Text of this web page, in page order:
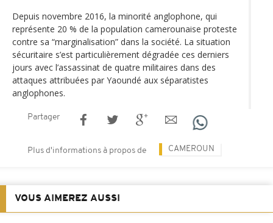
Depuis novembre 2016, la minorité anglophone, qui
représente 20 % de la population camerounaise proteste
contre sa “marginalisation” dans la société. La situation
sécuritaire s’est particulièrement dégradée ces derniers
jours avec l’assassinat de quatre militaires dans des
attaques attribuées par Yaoundé aux séparatistes
anglophones.
Partager
Plus d'informations à propos de CAMEROUN
VOUS AIMEREZ AUSSI